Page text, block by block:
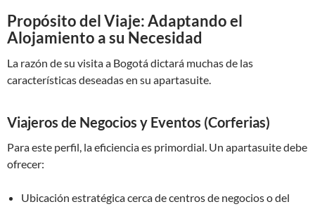
Propósito del Viaje: Adaptando el
Alojamiento a su Necesidad
La razón de su visita a Bogotá dictará muchas de las
características deseadas en su apartasuite.
Viajeros de Negocios y Eventos (Corferias)
Para este perfil, la eficiencia es primordial. Un apartasuite debe
ofrecer:
Ubicación estratégica cerca de centros de negocios o del